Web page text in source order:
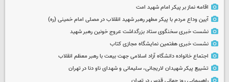
اقامه نماز بر پیکر امام شهید امت
آیین وداع مردم با پیکر مطهر رهبر شهید انقلاب در مصلی امام خمینی (ره)
نشست خبری سخنگوی ستاد بزرگداشت عروج خونین رهبر شهید
نشست خبری هفتمین نمایشگاه مجازی کتاب
اجتماع خانواده دانشگاه آزاد اسلامی جهت بیعت با رهبر معظم انقلاب
تشییع پیکر شهیدان لاریجانی، سلیمانی و شهدای ناو دنا در تهران